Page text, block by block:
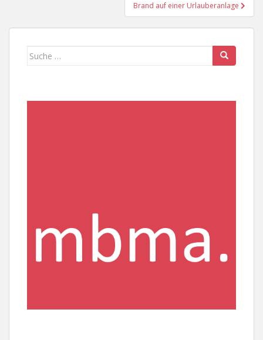
Brand auf einer Urlauberanlage
Suche